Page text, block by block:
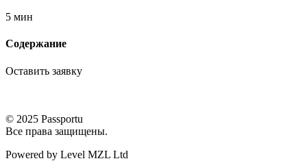
5 мин
Содержание
Оставить заявку
© 2025 Passportu
Все права защищены.
Powered by Level MZL Ltd